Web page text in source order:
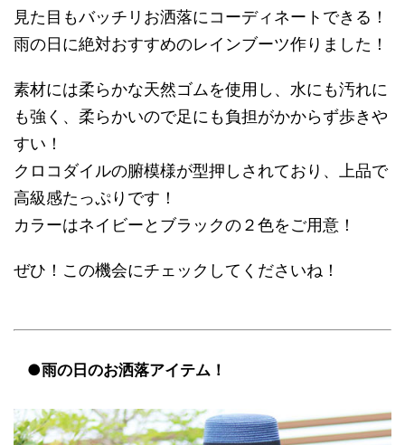
見た目もバッチリお洒落にコーディネートできる！
雨の日に絶対おすすめのレインブーツ作りました！
素材には柔らかな天然ゴムを使用し、水にも汚れに
も強く、柔らかいので足にも負担がかからず歩きや
すい！
クロコダイルの腑模様が型押しされており、上品で
高級感たっぷりです！
カラーはネイビーとブラックの２色をご用意！
ぜひ！この機会にチェックしてくださいね！
●雨の日のお洒落アイテム！